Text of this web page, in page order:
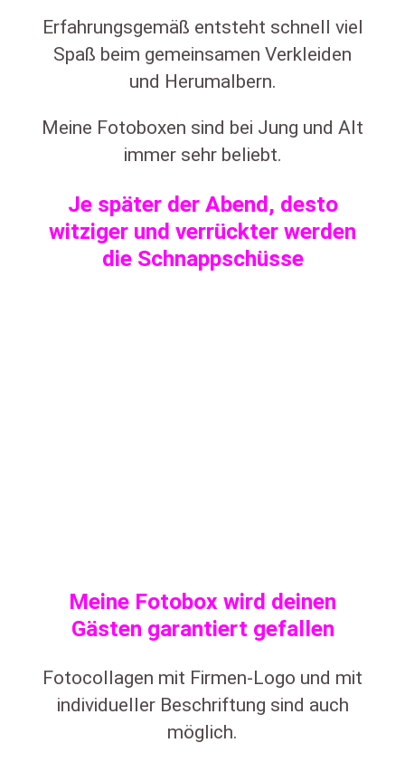
Erfahrungsgemäß entsteht schnell viel
Spaß beim gemeinsamen Verkleiden
und Herumalbern.
Meine Fotoboxen sind bei Jung und Alt
immer sehr beliebt.
Je später der Abend, desto
witziger und verrückter werden
die Schnappschüsse
Meine Fotobox wird deinen
Gästen garantiert gefallen
Fotocollagen mit Firmen-Logo und mit
individueller Beschriftung sind auch
möglich.